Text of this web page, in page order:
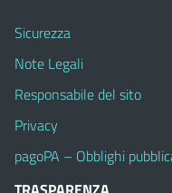
Sicurezza
Note Legali
Responsabile del sito
Privacy
pagoPA – Obblighi